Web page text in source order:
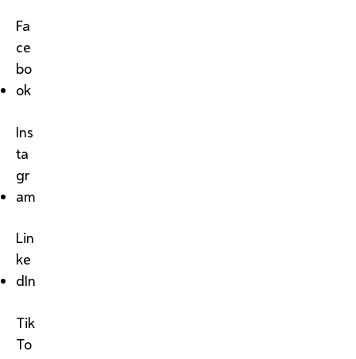
Fa
ce
bo
ok
Ins
ta
gr
am
Lin
ke
dIn
Tik
To